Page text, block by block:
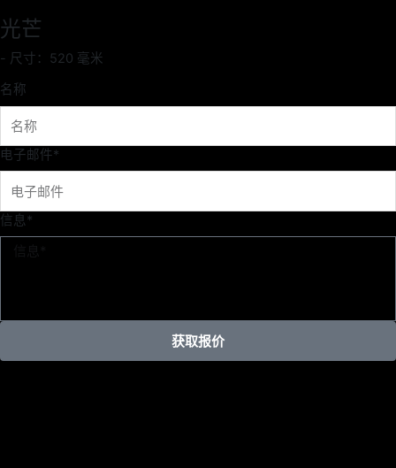
至
容
光芒
- 尺寸：520 毫米
名称
电子邮件*
信息*
获取报价